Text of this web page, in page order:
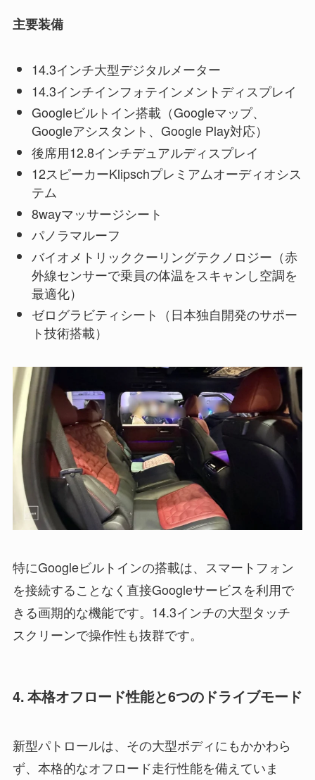
主要装備
14.3インチ大型デジタルメーター
14.3インチインフォテインメントディスプレイ
Googleビルトイン搭載（Googleマップ、
Googleアシスタント、Google Play対応）
後席用12.8インチデュアルディスプレイ
12スピーカーKlipschプレミアムオーディオシス
テム
8wayマッサージシート
パノラマルーフ
バイオメトリッククーリングテクノロジー（赤
外線センサーで乗員の体温をスキャンし空調を
最適化）
ゼログラビティシート（日本独自開発のサポー
ト技術搭載）
特にGoogleビルトインの搭載は、スマートフォン
を接続することなく直接Googleサービスを利用で
きる画期的な機能です。14.3インチの大型タッチ
スクリーンで操作性も抜群です。
4. 本格オフロード性能と6つのドライブモード
新型パトロールは、その大型ボディにもかかわら
ず、本格的なオフロード走行性能を備えていま